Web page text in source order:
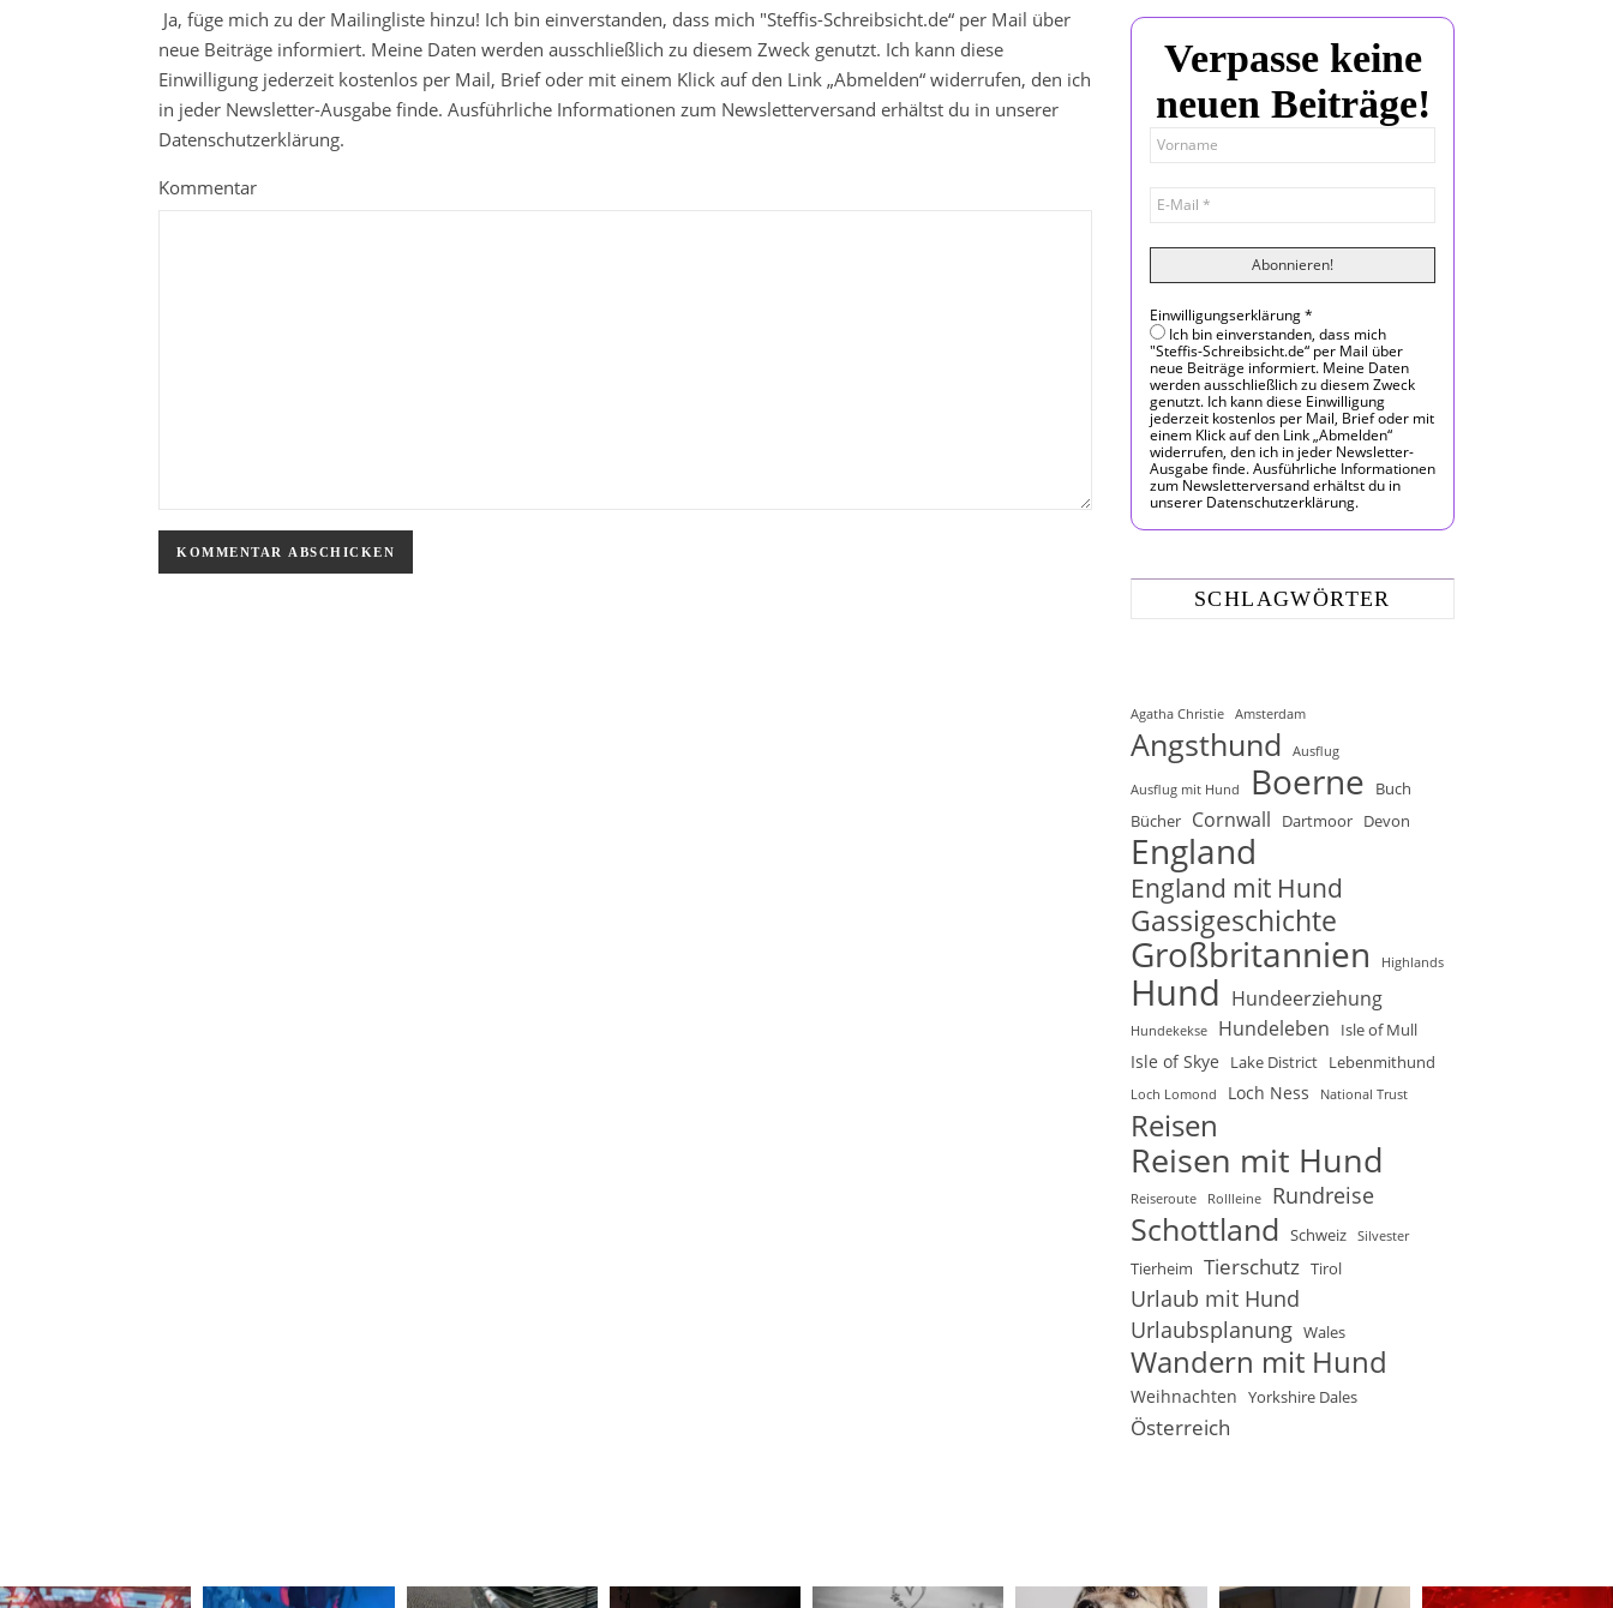
Ja, füge mich zu der Mailingliste hinzu! Ich bin einverstanden, dass mich "Steffis-Schreibsicht.de“ per Mail über
neue Beiträge informiert. Meine Daten werden ausschließlich zu diesem Zweck genutzt. Ich kann diese
Einwilligung jederzeit kostenlos per Mail, Brief oder mit einem Klick auf den Link „Abmelden“ widerrufen, den ich
in jeder Newsletter-Ausgabe finde. Ausführliche Informationen zum Newsletterversand erhältst du in unserer
Datenschutzerklärung.
Kommentar
Verpasse keine
neuen Beiträge!
Einwilligungserklärung*
Ich bin einverstanden, dass mich
"Steffis-Schreibsicht.de“ per Mail über
neue Beiträge informiert. Meine Daten
werden ausschließlich zu diesem Zweck
genutzt. Ich kann diese Einwilligung
jederzeit kostenlos per Mail, Brief oder mit
einem Klick auf den Link „Abmelden“
widerrufen, den ich in jeder Newsletter-
Ausgabe finde. Ausführliche Informationen
zum Newsletterversand erhältst du in
unserer Datenschutzerklärung.
SCHLAGWÖRTER
Agatha Christie Amsterdam
Angsthund Ausflug
Ausflug mit Hund Boerne
Buch
Bücher Cornwall Dartmoor Devon
England
England mit Hund
Gassigeschichte
Großbritannien Highlands
Hund Hundeerziehung
Hundekekse Hundeleben Isle of Mull
Isle of Skye Lake District Lebenmithund
Loch Lomond Loch Ness National Trust
Reisen
Reisen mit Hund
Reiseroute Rollleine Rundreise
Schottland Schweiz Silvester
Tierheim Tierschutz Tirol
Urlaub mit Hund
Urlaubsplanung Wales
Wandern mit Hund
Weihnachten Yorkshire Dales
Österreich